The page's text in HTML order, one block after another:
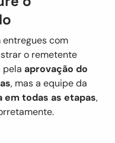
entregues com
o remetente
pela aprovação do
, mas a equipe da
em todas as etapas,